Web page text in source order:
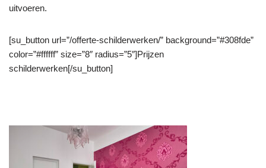
uitvoeren.
[su_button url=”/offerte-schilderwerken/” background=”#308fde”
color=”#ffffff” size=”8″ radius=”5″]Prijzen
schilderwerken[/su_button]